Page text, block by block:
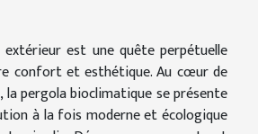
extérieur est une quête perpétuelle
confort et esthétique. Au cœur de
la pergola bioclimatique se présente
à la fois moderne et écologique